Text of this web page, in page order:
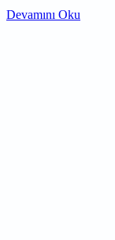
Devamını Oku